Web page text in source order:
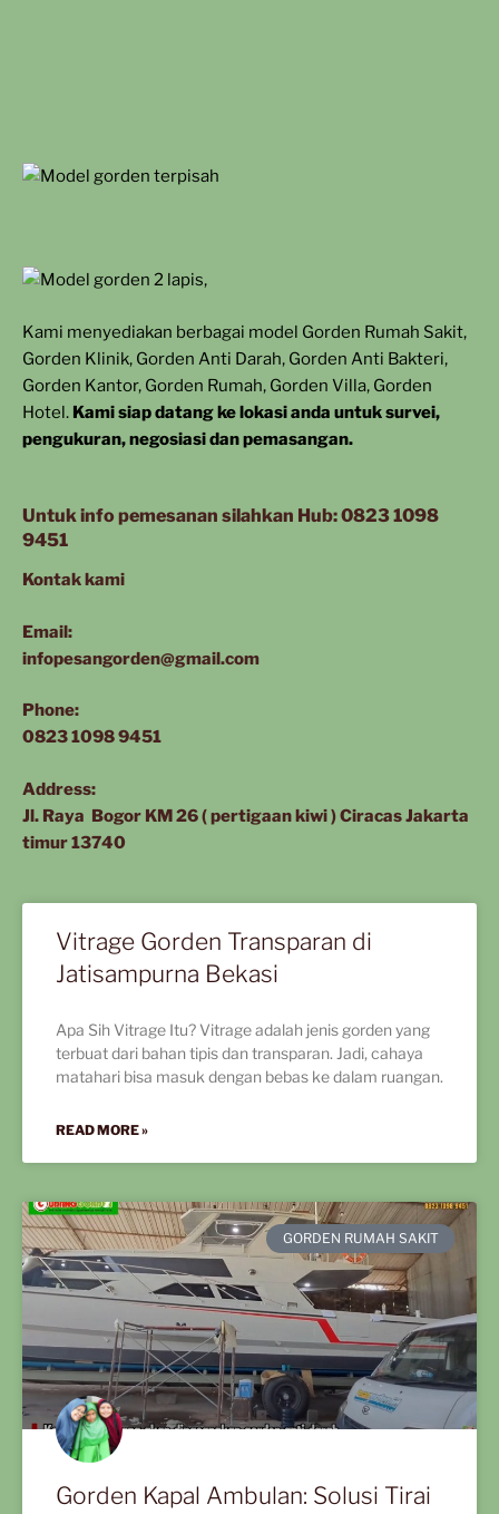
Kami menyediakan berbagai model Gorden Rumah Sakit,
Gorden Klinik, Gorden Anti Darah, Gorden Anti Bakteri,
Gorden Kantor, Gorden Rumah, Gorden Villa, Gorden
Hotel. Kami siap datang ke lokasi anda untuk survei,
pengukuran, negosiasi dan pemasangan.
Untuk info pemesanan silahkan Hub: 0823 1098
9451
Kontak kami
Email:
infopesangorden@gmail.com
Phone:
0823 1098 9451
Address:
Jl. Raya Bogor KM 26 ( pertigaan kiwi ) Ciracas Jakarta
timur 13740
Vitrage Gorden Transparan di
Jatisampurna Bekasi
Apa Sih Vitrage Itu? Vitrage adalah jenis gorden yang
terbuat dari bahan tipis dan transparan. Jadi, cahaya
matahari bisa masuk dengan bebas ke dalam ruangan.
READ MORE »
GORDEN RUMAH SAKIT
Gorden Kapal Ambulan: Solusi Tirai